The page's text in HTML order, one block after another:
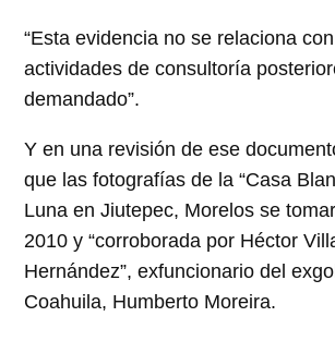
“Esta evidencia no se relaciona
actividades de consultoría
demandado”.
Y en una revisión de ese
que las fotografías de la “Casa
Luna en Jiutepec, Morelos se
2010 y “corroborada por Héctor
Hernández”, exfuncionario del
Coahuila, Humberto Moreira.